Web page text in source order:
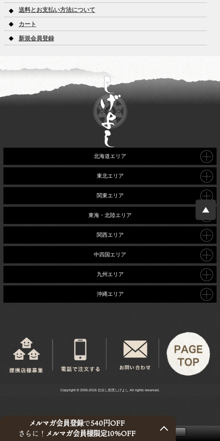
送料とお支払い方法について
カート
新規会員登録
メルマガ会員登録で540円OFF
さらに！ メルマガ会員様限定10%OFF
北海道エリア
東北エリア
関東エリア
東海・北陸エリア
関西エリア
中四国エリア
九州エリア
沖縄エリア
Copyright © 2005-2016 仕出し割烹しげよし All rights reserved.
このページをPC用に切り替え